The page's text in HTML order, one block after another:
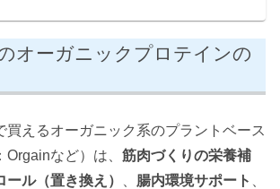
オーガニックプロテインの
買えるオーガニック系のプラントベース
など）は、 筋肉づくりの栄養補
ル（置き換え） 腸内環境サポート